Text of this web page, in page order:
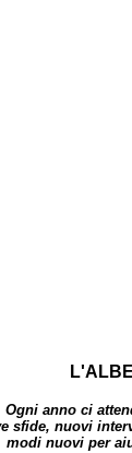
Ogni anno ci
sfide, nuovi
modi nuovi per